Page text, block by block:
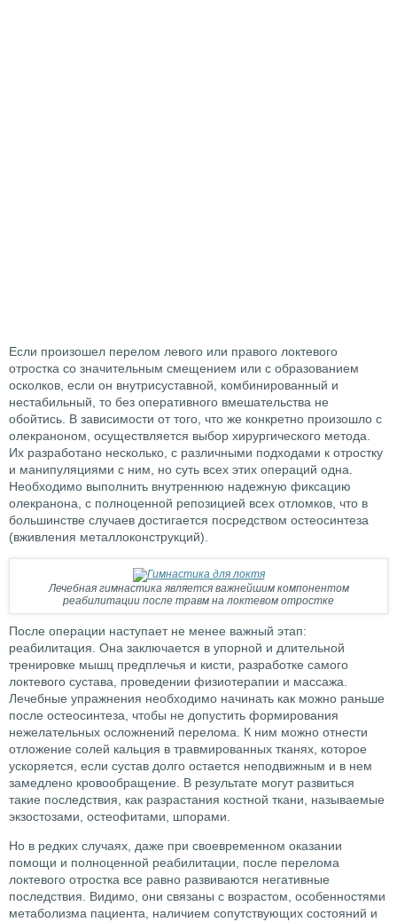
Если произошел перелом левого или правого локтевого
отростка со значительным смещением или с образованием
осколков, если он внутрисуставной, комбинированный и
нестабильный, то без оперативного вмешательства не
обойтись. В зависимости от того, что же конкретно произошло с
олекраноном, осуществляется выбор хирургического метода.
Их разработано несколько, с различными подходами к отростку
и манипуляциями с ним, но суть всех этих операций одна.
Необходимо выполнить внутреннюю надежную фиксацию
олекранона, с полноценной репозицией всех отломков, что в
большинстве случаев достигается посредством остеосинтеза
(вживления металлоконструкций).
Лечебная гимнастика является важнейшим компонентом
реабилитации после травм на локтевом отростке
После операции наступает не менее важный этап:
реабилитация. Она заключается в упорной и длительной
тренировке мышц предплечья и кисти, разработке самого
локтевого сустава, проведении физиотерапии и массажа.
Лечебные упражнения необходимо начинать как можно раньше
после остеосинтеза, чтобы не допустить формирования
нежелательных осложнений перелома. К ним можно отнести
отложение солей кальция в травмированных тканях, которое
ускоряется, если сустав долго остается неподвижным и в нем
замедлено кровообращение. В результате могут развиться
такие последствия, как разрастания костной ткани, называемые
экзостозами, остеофитами, шпорами.
Но в редких случаях, даже при своевременном оказании
помощи и полноценной реабилитации, после перелома
локтевого отростка все равно развиваются негативные
последствия. Видимо, они связаны с возрастом, особенностями
метаболизма пациента, наличием сопутствующих состояний и